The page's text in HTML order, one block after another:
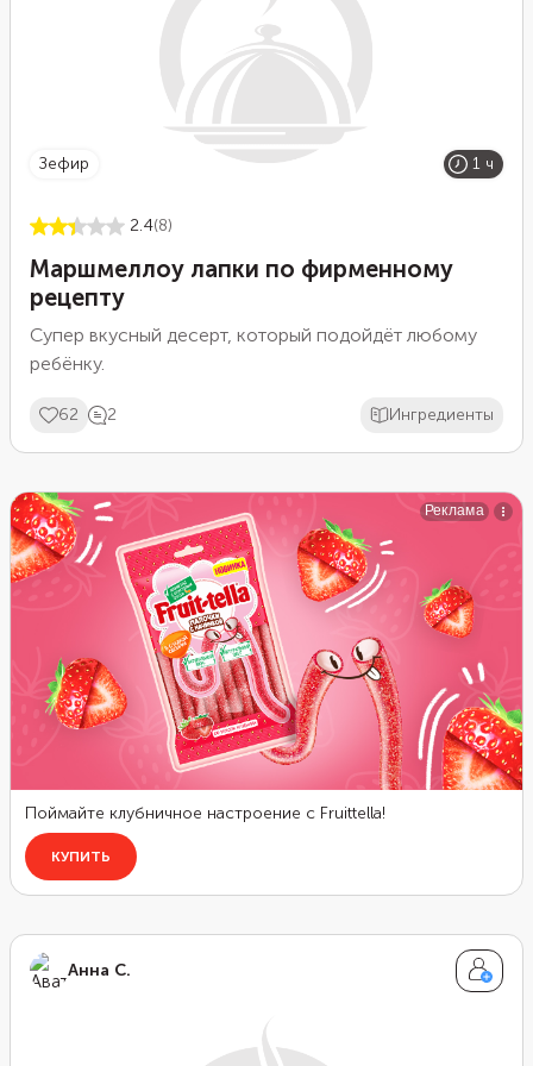
зефир 1 ч
2.4(8)
Маршмеллоу лапки по фирменному
рецепту
Супер вкусный десерт, который подойдёт любому
ребёнку.
62 2 Ингредиенты
Анна С.